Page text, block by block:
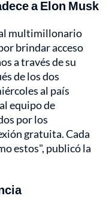
a Elon Musk
multimillonario
brindar acceso
a través de su
de los dos
al país
equipo de
por los
gratuita. Cada
estos", publicó la